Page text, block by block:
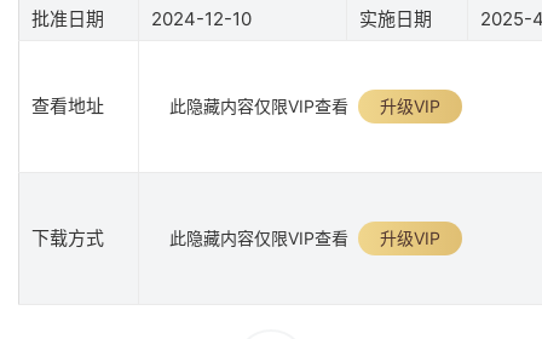
批准日期
2024-12-10 实施日期 2025-
查看地址 此隐藏内容仅限VIP查看 升级VIP
下载方式 此隐藏内容仅限VIP查看 升级VIP